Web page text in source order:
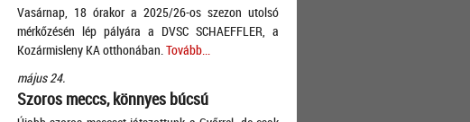
Vasárnap, 18 órakor a 2025/26-os szezon utolsó
mérkőzésén lép pályára a DVSC SCHAEFFLER, a
Kozármisleny KA otthonában.Tovább...
május 24.
Szoros meccs, könnyes búcsú